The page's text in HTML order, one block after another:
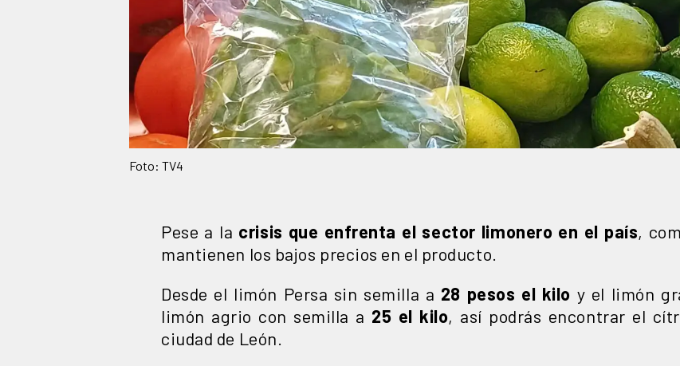
Foto: TV4
Pese a la crisis que enfrenta el sector limonero en el país,
mantienen los bajos precios en el producto.
Desde el limón Persa sin semilla a 28 pesos el kilo y el limón
limón agrio con semilla a 25 el kilo, así podrás encontrar el
ciudad de León.